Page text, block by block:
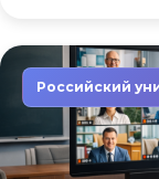
Российский